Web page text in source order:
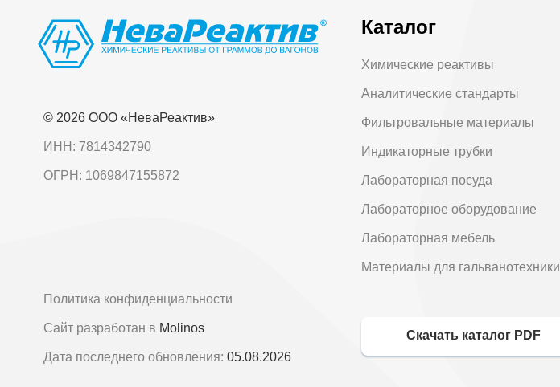
© 2026 OOO «НеваРеактив»
ИНН: 7814342790
ОГРН: 1069847155872
Политика конфиденциальности
Сайт разработан в Molinos
Дата последнего обновления: 05.08.2026
Каталог
Химические реактивы
Аналитические стандарты
Фильтровальные материалы
Индикаторные трубки
Лабораторная посуда
Лабораторное оборудование
Лабораторная мебель
Материалы для гальванотехники
Скачать каталог PDF